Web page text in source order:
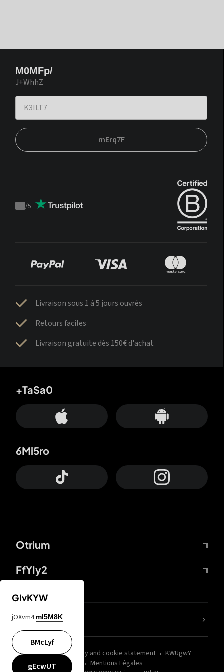
M0MFp/
J+WhhZ
mErq7F
Trustpilot
/5
Livraison sous 1 à 5 jours ouvrés
Retours faciles
Livraison gratuite dès 150€ d'achat
Otrium
FfYIy2
+TaSa0
6Mi5ro
wZQPfd Privacy and cookie statement
KWUgwY
Mentions Légales
nLC6tu
GIvKYW
jOXvm4 mI5M8K
BMcLyf
gEcwUT